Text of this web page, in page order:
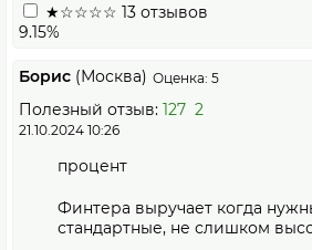
★☆☆☆☆ 13 отзывов
9.15%
Борис (Москва) Оценка: 5
Полезный отзыв: 127 2
21.10.2024 10:26
процент
Финтера выручает когда
стандартные, не слишком